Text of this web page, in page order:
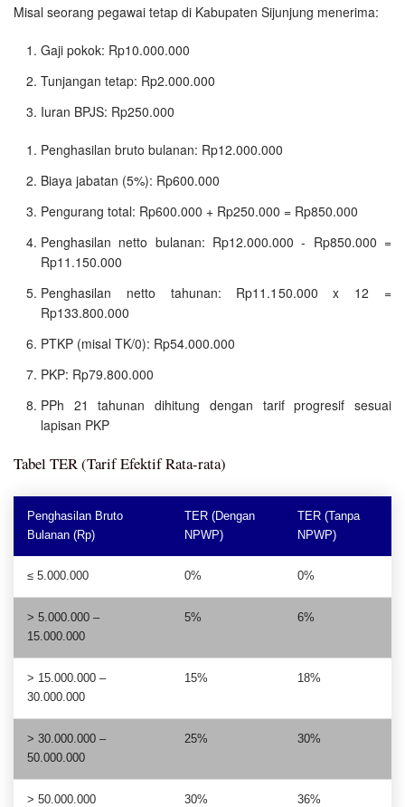
Misal seorang pegawai tetap di Kabupaten Sijunjung menerima:
Gaji pokok: Rp10.000.000
Tunjangan tetap: Rp2.000.000
Iuran BPJS: Rp250.000
Penghasilan bruto bulanan: Rp12.000.000
Biaya jabatan (5%): Rp600.000
Pengurang total: Rp600.000 + Rp250.000 = Rp850.000
Penghasilan netto bulanan: Rp12.000.000 - Rp850.000 =
Rp11.150.000
Penghasilan netto tahunan: Rp11.150.000 x 12 =
Rp133.800.000
PTKP (misal TK/0): Rp54.000.000
PKP: Rp79.800.000
PPh 21 tahunan dihitung dengan tarif progresif sesuai
lapisan PKP
Tabel TER (Tarif Efektif Rata-rata)
Penghasilan Bruto
Bulanan (Rp)
TER (Dengan
NPWP)
TER (Tanpa
NPWP)
≤ 5.000.000 0% 0%
> 5.000.000 –
15.000.000
5% 6%
> 15.000.000 –
30.000.000
15% 18%
> 30.000.000 –
50.000.000
25% 30%
> 50.000.000 30% 36%